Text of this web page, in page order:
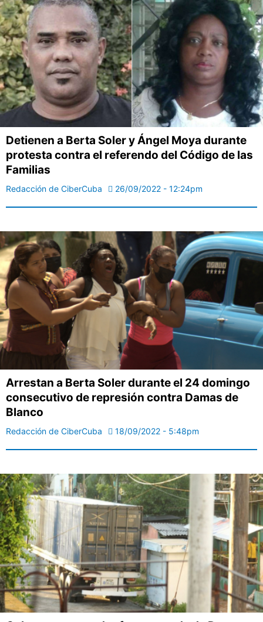
Detienen a Berta Soler y Ángel Moya durante
protesta contra el referendo del Código de las
Familias
Redacción de CiberCuba 26/09/2022 - 12:24pm
Arrestan a Berta Soler durante el 24 domingo
consecutivo de represión contra Damas de
Blanco
Redacción de CiberCuba 18/09/2022 - 5:48pm